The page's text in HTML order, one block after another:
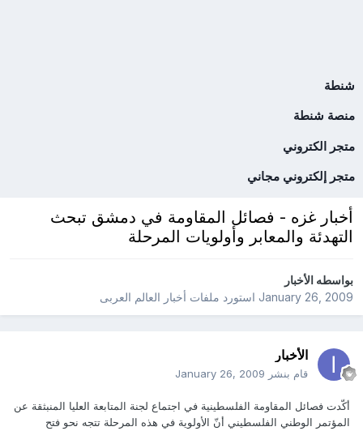
شنطة
منصة شنطة
متجر الكتروني
متجر إلكتروني مجاني
أخبار غزه - فصائل المقاومة في دمشق تبحث
التهدئة والمعابر وأولويات المرحلة
بواسطهالأخبار
January 26, 2009استورد ملفات أخبار العالم العربى
الأخبار
قام بنشر January 26, 2009
أكّدت فصائل المقاومة الفلسطينية في اجتماع لجنة المتابعة العليا المنبثقة عن
المؤتمر الوطني الفلسطيني أنّ الأولوية في هذه المرحلة تتجه نحو فتح